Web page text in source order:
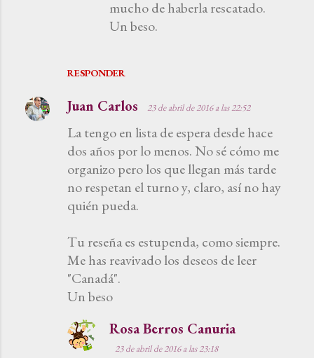
RESPONDER
mucho de haberla rescatado.
Un beso.
Juan Carlos 23 de abril de 2016 a las 22:52
La tengo en lista de espera desde hace
dos años por lo menos. No sé cómo me
organizo pero los que llegan más tarde
no respetan el turno y, claro, así no hay
quién pueda.
Tu reseña es estupenda, como siempre.
Me has reavivado los deseos de leer
"Canadá".
Un beso
Rosa Berros Canuria
23 de abril de 2016 a las 23:18